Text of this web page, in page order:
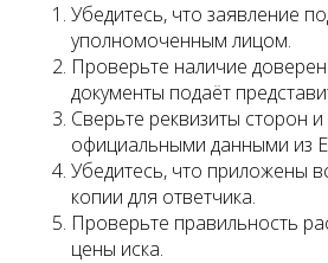
Убедитесь, что заявление
уполномоченным лицом.
Проверьте наличие
документы подаёт
Сверьте реквизиты сторон
официальными данными из
Убедитесь, что приложены
копии для ответчика.
Проверьте правильность
цены иска.